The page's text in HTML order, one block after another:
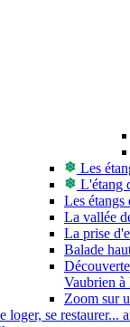
Les
L'étang
Les
La vallée
La prise
Balade
Vaubrien
Zoom sur
loger, se restaurer...